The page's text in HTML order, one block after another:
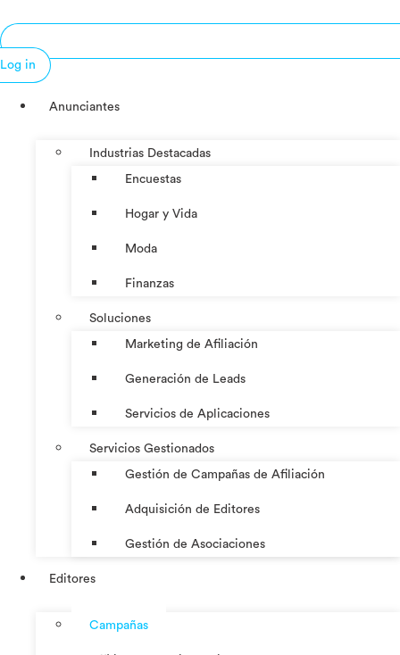
Log in
Anunciantes
Industrias Destacadas
Encuestas
Hogar y Vida
Moda
Finanzas
Soluciones
Marketing de Afiliación
Generación de Leads
Servicios de Aplicaciones
Servicios Gestionados
Gestión de Campañas de Afiliación
Adquisición de Editores
Gestión de Asociaciones
Editores
Campañas